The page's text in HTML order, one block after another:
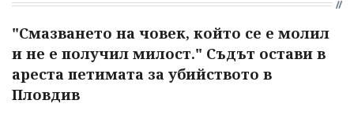
"Смазването на човек, който се е молил
и не е получил милост." Съдът остави в
ареста петимата за убийството в
Пловдив